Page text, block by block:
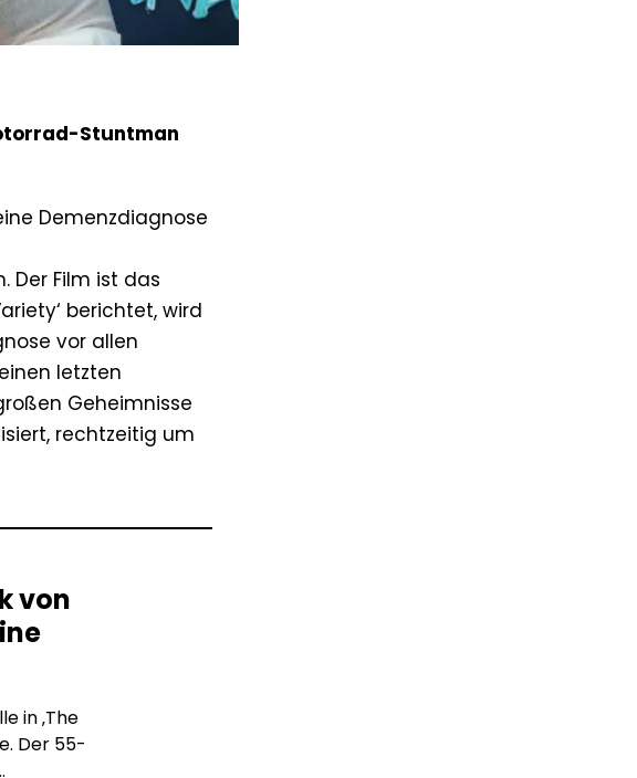
Stuntman
Demenzdiagnose
Der Film ist das
berichtet, wird
vor allen
letzten
Geheimnisse
rechtzeitig um
von
in ‚The
Der 55-